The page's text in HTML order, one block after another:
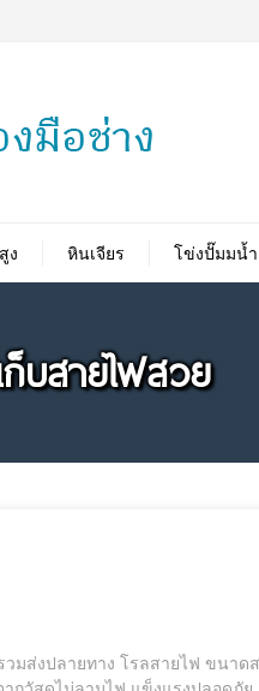
ง หินเจียร โข่งปั๊มมน้ำ
บสายไฟสวย
มส่งปลายทาง โรลสายไฟ ขนา